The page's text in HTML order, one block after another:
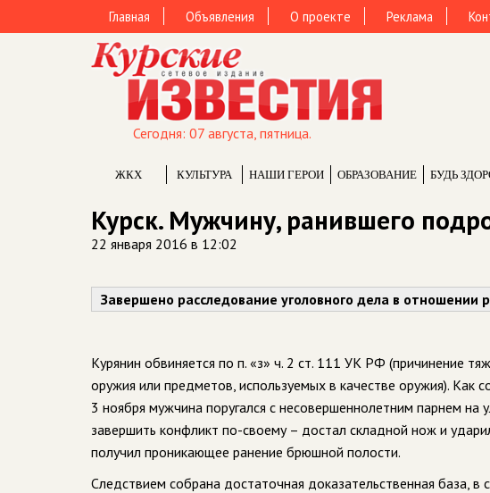
Главная Объявления О проекте Реклама
Сегодня: 07 августа, пятница.
ЖКХ КУЛЬТУРА НАШИ ГЕРОИ ОБРАЗОВАНИЕ БУДЬ
Курск. Мужчину, ранившего
22 января 2016 в 12:02
Завершено расследование уголовного дела в
Курянин обвиняется по п. «з» ч. 2 ст. 111 УК РФ (причинение
оружия или предметов, используемых в качестве оружия).
3 ноября мужчина поругался с несовершеннолетним парнем
завершить конфликт по-своему – достал складной нож и
получил проникающее ранение брюшной полости.
Следствием собрана достаточная доказательственная база, в